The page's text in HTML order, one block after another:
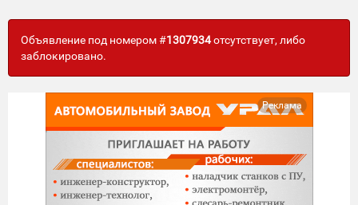
Объявление под номером #1307934отсутствует, либо
заблокировано.
Реклама